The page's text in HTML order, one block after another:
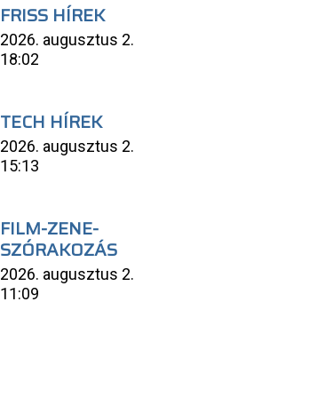
FRISS HÍREK
2026. augusztus 2.
18:02
TECH HÍREK
2026. augusztus 2.
15:13
FILM-ZENE-
SZÓRAKOZÁS
2026. augusztus 2.
11:09